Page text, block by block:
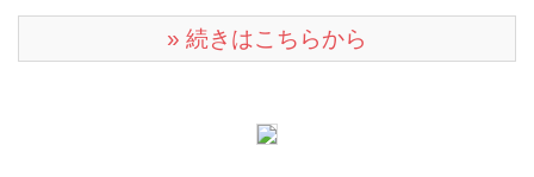
» 続きはこちらから